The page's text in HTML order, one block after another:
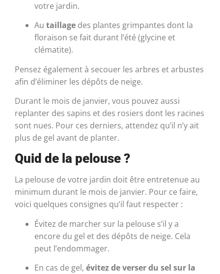
votre jardin.
Au taillage des plantes grimpantes dont la
floraison se fait durant l’été (glycine et
clématite).
Pensez également à secouer les arbres et arbustes
afin d’éliminer les dépôts de neige.
Durant le mois de janvier, vous pouvez aussi
replanter des sapins et des rosiers dont les racines
sont nues. Pour ces derniers, attendez qu’il n’y ait
plus de gel avant de planter.
Quid de la pelouse ?
La pelouse de votre jardin doit être entretenue au
minimum durant le mois de janvier. Pour ce faire,
voici quelques consignes qu’il faut respecter :
Évitez de marcher sur la pelouse s’il y a
encore du gel et des dépôts de neige. Cela
peut l’endommager.
En cas de gel, évitez de verser du sel sur la